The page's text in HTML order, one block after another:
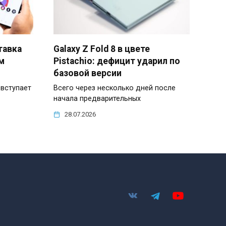
Galaxy Z Fold 8 в цвете
Pistachio: дефицит ударил по
базовой версии
Всего через несколько дней после
начала предварительных
28.07.2026